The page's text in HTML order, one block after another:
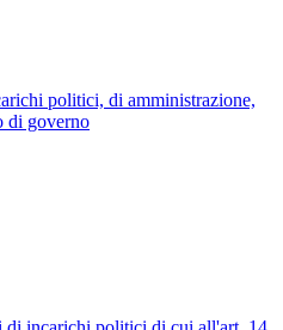
politici, di amministrazione,
di governo